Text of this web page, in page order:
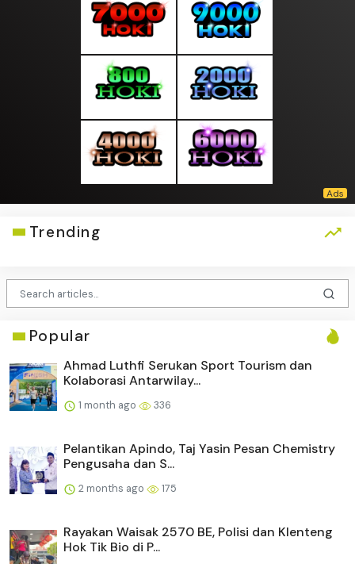
Trending
Popular
Ahmad Luthfi Serukan Sport Tourism dan
Kolaborasi Antarwilay...
1 month ago 336
Pelantikan Apindo, Taj Yasin Pesan Chemistry
Pengusaha dan S...
2 months ago 175
Rayakan Waisak 2570 BE, Polisi dan Klenteng
Hok Tik Bio di P...